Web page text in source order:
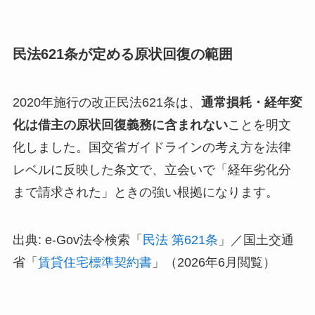
民法621条が定める原状回復の範囲
2020年施行の改正民法621条は、 通常損耗・経年変
化は借主の原状回復義務に含まれないことを明文
化しました。国交省ガイドラインの考え方を法律
レベルに反映した条文で、立会いで「経年劣化分
まで請求された」ときの強い根拠になります。
出典: e-Gov法令検索「 民法 第621条 」／国土交通
省「 賃貸住宅標準契約書」（2026年6月閲覧）